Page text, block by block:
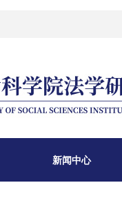
新闻中心